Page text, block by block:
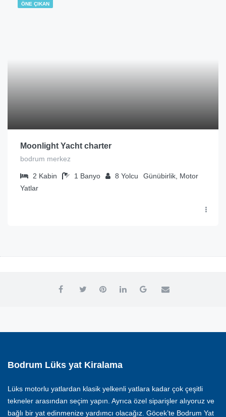
ÖNE ÇIKAN
Moonlight Yacht charter
bodrum merkez
2 Kabin 1 Banyo 8 Yolcu
Günübirlik, Motor
Yatlar
Bodrum Lüks yat Kiralama
Lüks motorlu yatlardan klasik yelkenli yatlara kadar çok çeşitli
tekneler arasından seçim yapın. Ayrıca özel siparişler alıyoruz ve
bağlı bir yat edinmenize yardımcı olacağız. Göcek’te Bodrum Yat